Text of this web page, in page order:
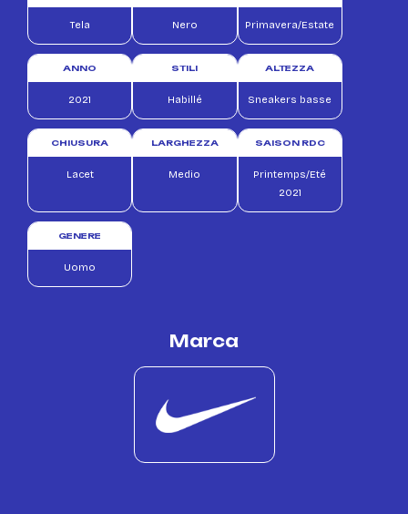
Tela Nero Primavera/Estate
ANNO
2021
STILI
Habillé
ALTEZZA
Sneakers basse
CHIUSURA
Lacet
LARGHEZZA
Medio
SAISON RDC
Printemps/Eté
2021
GENERE
Uomo
Marca